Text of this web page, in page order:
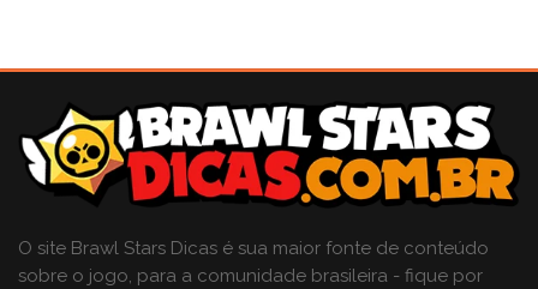
O site Brawl Stars Dicas é sua maior fonte de conteúdo
sobre o jogo, para a comunidade brasileira - fique por